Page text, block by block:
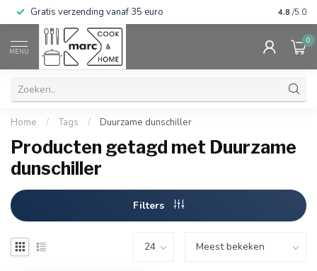
Gratis verzending vanaf 35 euro 4.8 /5.0
MENU
0
Home / Tags / Duurzame dunschiller
Producten getagd met Duurzame
dunschiller
Filters